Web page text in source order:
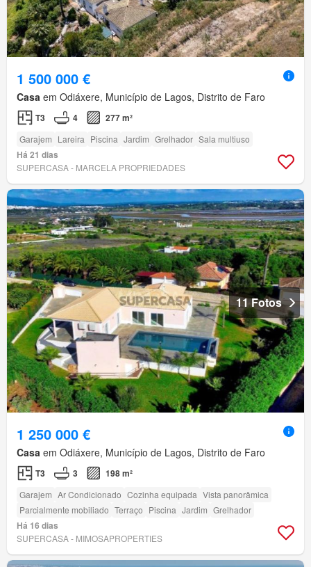
1 500 000 €
Casa em Odiáxere, Município de Lagos, Distrito de Faro
T3 4 277 m²
Garajem Lareira Piscina Jardim Grelhador Sala multiuso
Há 21 dias
SUPERCASA - MARCELA PROPRIEDADES
11 Fotos
1 250 000 €
Casa em Odiáxere, Município de Lagos, Distrito de Faro
T3 3 198 m²
Garajem Ar Condicionado Cozinha equipada Vista panorâmica
Parcialmente mobiliado Terraço Piscina Jardim Grelhador
Há 16 dias
SUPERCASA - MIMOSAPROPERTIES